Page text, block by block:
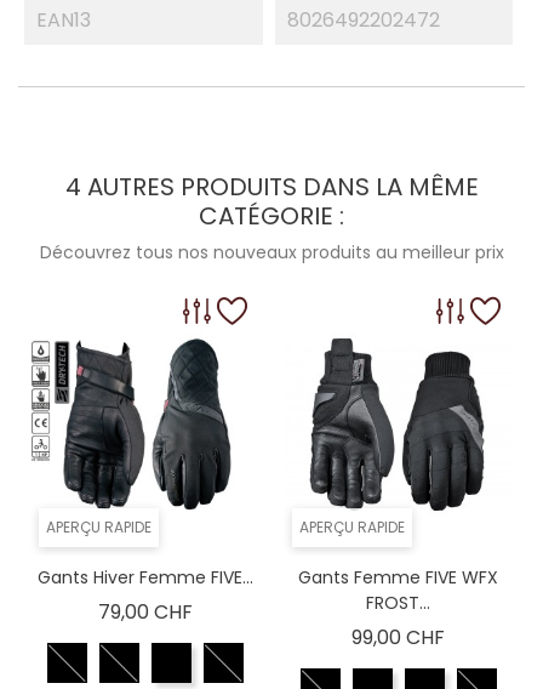
EAN13 8026492202472
4 AUTRES PRODUITS DANS LA MÊME
CATÉGORIE :
Découvrez tous nos nouveaux produits au meilleur prix
APERÇU RAPIDE
Gants Hiver Femme FIVE...
79,00 CHFPrix
APERÇU RAPIDE
Gants Femme FIVE WFX
FROST...
99,00 CHF